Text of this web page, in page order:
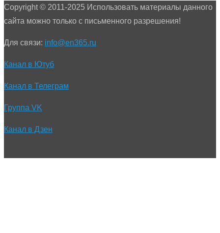
Copyright © 2011-2025 Использовать материалы данного
сайта можно только с письменного разрешения!
Для связи: info@en365.ru
Канал в Ютуб
Канал в Телеграм
Группа VK
Канал в Дзен